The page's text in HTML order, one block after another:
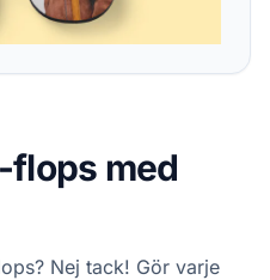
flops med
Nej tack! Gör varje